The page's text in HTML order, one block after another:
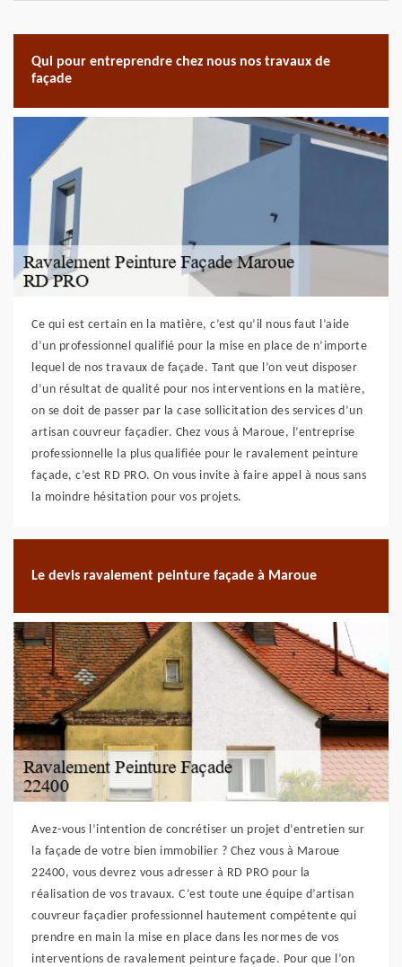
Qui pour entreprendre chez nous nos travaux de
façade
Ce qui est certain en la matière, c’est qu’il nous faut l’aide
d’un professionnel qualifié pour la mise en place de n’importe
lequel de nos travaux de façade. Tant que l’on veut disposer
d’un résultat de qualité pour nos interventions en la matière,
on se doit de passer par la case sollicitation des services d’un
artisan couvreur façadier. Chez vous à Maroue, l’entreprise
professionnelle la plus qualifiée pour le ravalement peinture
façade, c’est RD PRO. On vous invite à faire appel à nous sans
la moindre hésitation pour vos projets.
Le devis ravalement peinture façade à Maroue
Avez-vous l’intention de concrétiser un projet d’entretien sur
la façade de votre bien immobilier ? Chez vous à Maroue
22400, vous devrez vous adresser à RD PRO pour la
réalisation de vos travaux. C’est toute une équipe d’artisan
couvreur façadier professionnel hautement compétente qui
prendre en main la mise en place dans les normes de vos
interventions de ravalement peinture façade. Pour que l’on